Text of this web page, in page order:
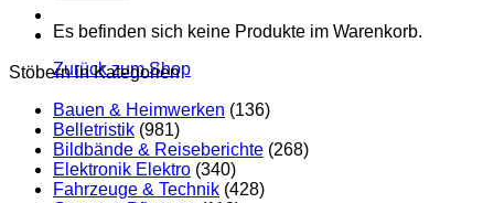
Es befinden sich keine Produkte im Warenkorb.
Zurück zum Shop
Stöbern in Kategorien
Bauen & Heimwerken (136)
Belletristik (981)
Bildbände & Reiseberichte (268)
Elektronik Elektro (340)
Fahrzeuge & Technik (428)